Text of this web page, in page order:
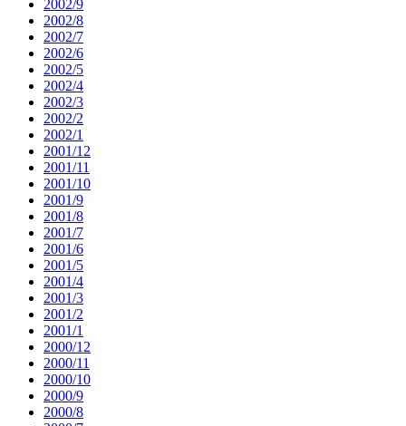
2002/9
2002/8
2002/7
2002/6
2002/5
2002/4
2002/3
2002/2
2002/1
2001/12
2001/11
2001/10
2001/9
2001/8
2001/7
2001/6
2001/5
2001/4
2001/3
2001/2
2001/1
2000/12
2000/11
2000/10
2000/9
2000/8